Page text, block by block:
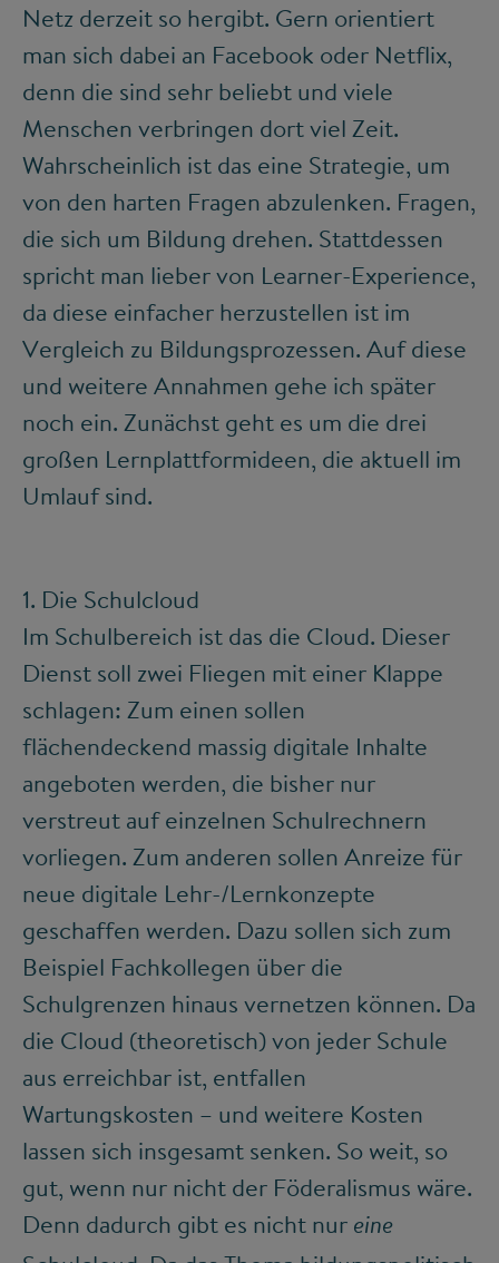
Netz derzeit so hergibt. Gern orientiert
man sich dabei an Facebook oder Netflix,
denn die sind sehr beliebt und viele
Menschen verbringen dort viel Zeit.
Wahrscheinlich ist das eine Strategie, um
von den harten Fragen abzulenken. Fragen,
die sich um Bildung drehen. Stattdessen
spricht man lieber von Learner-Experience,
da diese einfacher herzustellen ist im
Vergleich zu Bildungsprozessen. Auf diese
und weitere Annahmen gehe ich später
noch ein. Zunächst geht es um die drei
großen Lernplattformideen, die aktuell im
Umlauf sind.
1. Die Schulcloud
Im Schulbereich ist das die Cloud. Dieser
Dienst soll zwei Fliegen mit einer Klappe
schlagen: Zum einen sollen
flächendeckend massig digitale Inhalte
angeboten werden, die bisher nur
verstreut auf einzelnen Schulrechnern
vorliegen. Zum anderen sollen Anreize für
neue digitale Lehr-/Lernkonzepte
geschaffen werden. Dazu sollen sich zum
Beispiel Fachkollegen über die
Schulgrenzen hinaus vernetzen können. Da
die Cloud (theoretisch) von jeder Schule
aus erreichbar ist, entfallen
Wartungskosten – und weitere Kosten
lassen sich insgesamt senken. So weit, so
gut, wenn nur nicht der Föderalismus wäre.
Denn dadurch gibt es nicht nur eine